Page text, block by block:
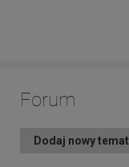
Forum
Dodaj nowy temat